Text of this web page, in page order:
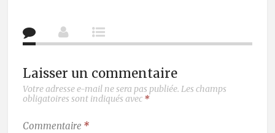
Laisser un commentaire
Votre adresse e-mail ne sera pas publiée. Les champs
obligatoires sont indiqués avec *
Commentaire *